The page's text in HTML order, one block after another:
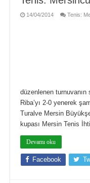
14/04/2014 Tenis:
düzenlenen
Riba’yı 2-0 yenerek
Turalve Mersin
kupası Mersin Tenis
Devamı oku
Facebook